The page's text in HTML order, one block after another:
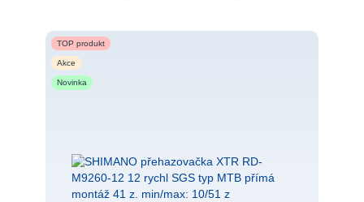
TOP produkt
Akce
Novinka